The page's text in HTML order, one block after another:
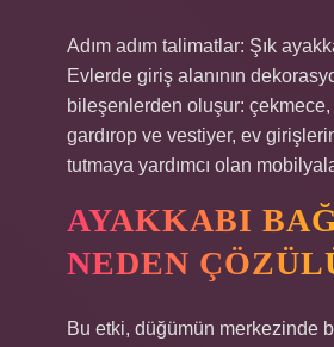
Adım adım talimatlar: Şık
Evlerde giriş alanının
bileşenlerden oluşur: çekmece,
gardırop ve vestiyer, ev
tutmaya yardımcı olan
AYAKKABI
NEDEN
Bu etki, düğümün merkezinde